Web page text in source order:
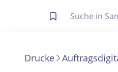
Die letzte Trefferliste besteht
Drucke